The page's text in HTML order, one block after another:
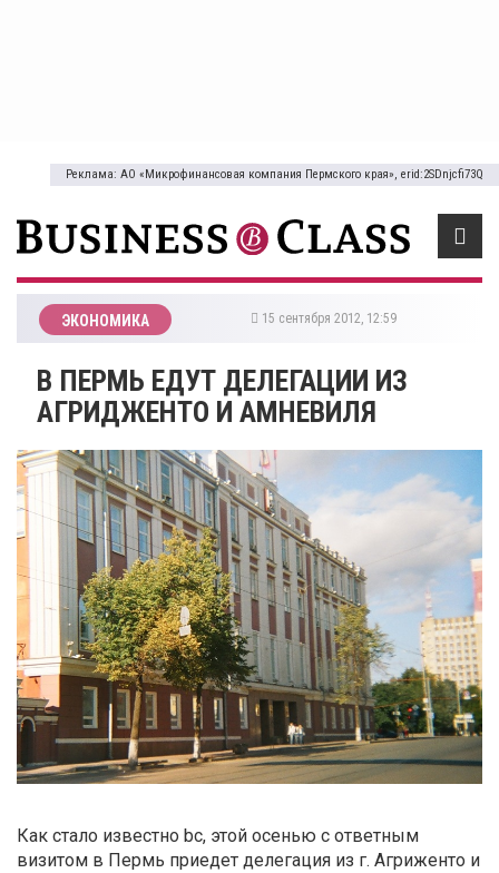
Реклама: АО «Микрофинансовая компания Пермского края», erid:2SDnjcfi73Q
ЭКОНОМИКА 15 сентября 2012, 12:59
В ПЕРМЬ ЕДУТ ДЕЛЕГАЦИИ ИЗ
АГРИДЖЕНТО И АМНЕВИЛЯ
Как стало известно bc, этой осенью с ответным
визитом в Пермь приедет делегация из г. Агриженто и